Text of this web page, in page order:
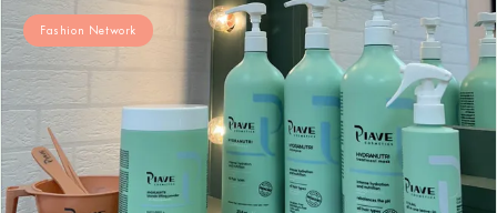
Fashion Network